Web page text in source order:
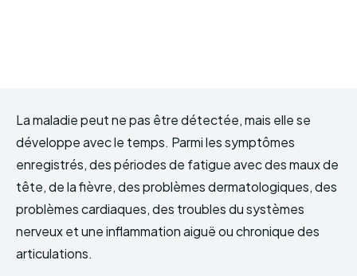
La maladie peut ne pas être détectée, mais elle se
développe avec le temps. Parmi les symptômes
enregistrés, des périodes de fatigue avec des maux de
tête, de la fièvre, des problèmes dermatologiques, des
problèmes cardiaques, des troubles du systèmes
nerveux et une inflammation aiguë ou chronique des
articulations.